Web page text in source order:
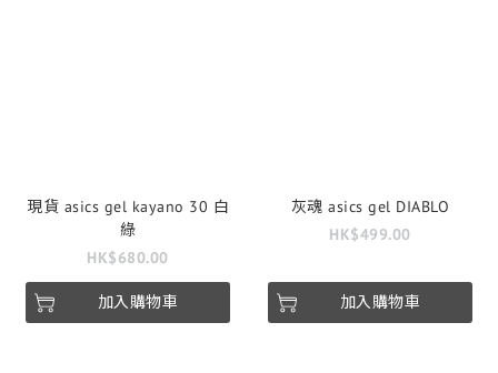
現貨 asics gel kayano 30 白
綠
HK$680.00
加入購物車
灰魂 asics gel DIABLO
HK$499.00
加入購物車